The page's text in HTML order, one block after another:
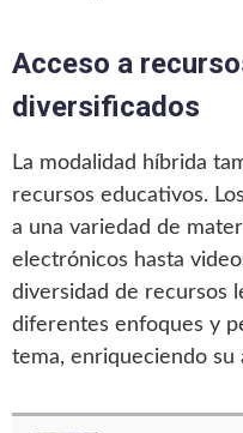
Acceso a
diversificados
La modalidad híbrida
recursos educativos.
a una variedad de
electrónicos hasta
diversidad de recursos
diferentes enfoques y
tema, enriqueciendo su